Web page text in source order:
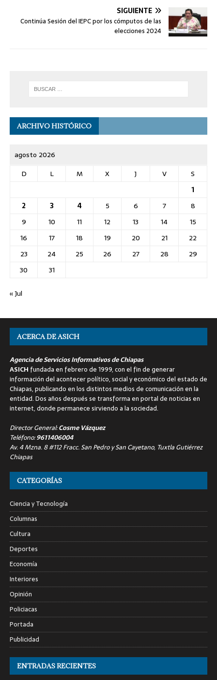
SIGUIENTE
Continúa Sesión del IEPC por los cómputos de las
elecciones 2024
ARCHIVO HISTÓRICO
agosto 2026
D
L M X J V
S
1
2
3 4 5 6 7
8
9
10 11 12 13 14
15
16
17 18 19 20 21
22
23
24 25 26 27 28
29
30
31
« Jul
ACERCA DE ASICH
Agencia de Servicios Informativos de Chiapas
ASICH fundada en febrero de 1999, con el fin de generar
información del acontecer político, social y económico del estado de
Chiapas, publicando en los distintos medios de comunicación en la
entidad. Dos años después se transforma en portal de noticias en
internet, donde permanece sirviendo a la sociedad.
Director General:Cosme Vázquez
Teléfono:9611406004
Av. 4 Mzna. 8 #112 Fracc. San Pedro y San Cayetano, Tuxtla Gutiérrez
Chiapas
CATEGORÍAS
Ciencia y Tecnología
Columnas
Cultura
Deportes
Economía
Interiores
Opinión
Policiacas
Portada
Publicidad
ENTRADAS RECIENTES